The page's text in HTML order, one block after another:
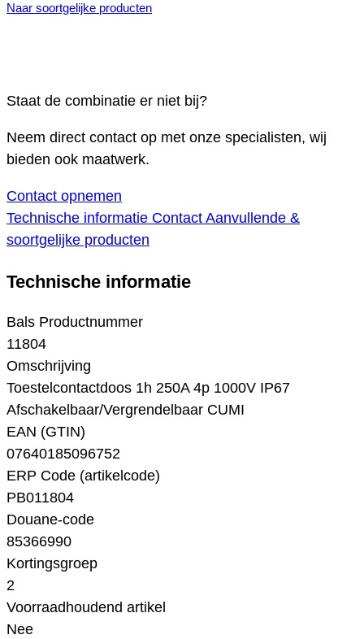
Naar soortgelijke producten
Staat de combinatie er niet bij?
Neem direct contact op met onze specialisten, wij
bieden ook maatwerk.
Contact opnemen
Technische informatie Contact Aanvullende &
soortgelijke producten
Technische informatie
Bals Productnummer
11804
Omschrijving
Toestelcontactdoos 1h 250A 4p 1000V IP67
Afschakelbaar/Vergrendelbaar CUMI
EAN (GTIN)
07640185096752
ERP Code (artikelcode)
PB011804
Douane-code
85366990
Kortingsgroep
2
Voorraadhoudend artikel
Nee